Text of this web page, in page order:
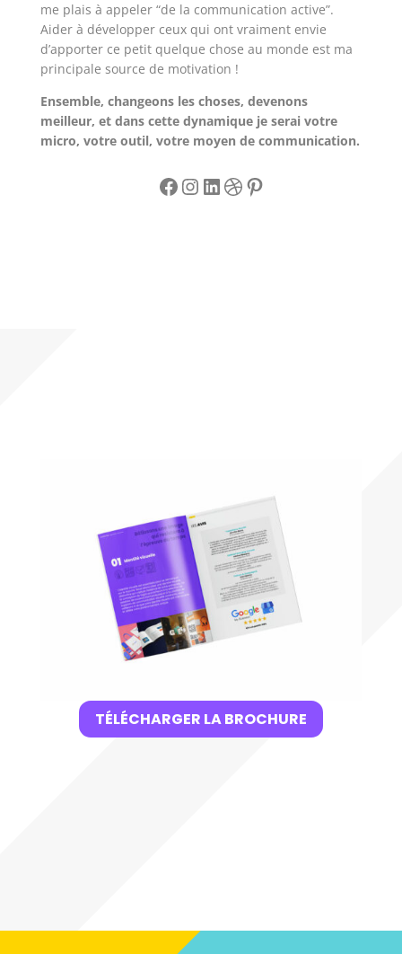
me plais à appeler “de la communication active”.
Aider à développer ceux qui ont vraiment envie
d’apporter ce petit quelque chose au monde est ma
principale source de motivation !
Ensemble, changeons les choses, devenons
meilleur, et dans cette dynamique je serai votre
micro, votre outil, votre moyen de communication.
Facebook
Instagram
LinkedIn
Dribbble
Pinterest
TÉLÉCHARGER LA BROCHURE